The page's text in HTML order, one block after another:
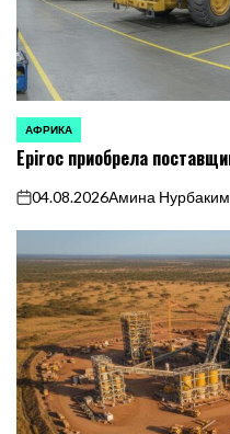
ОПУБЛИКОВАНО
В
АФРИКА
Epiroc приобрела
on
04.08.2026Амина